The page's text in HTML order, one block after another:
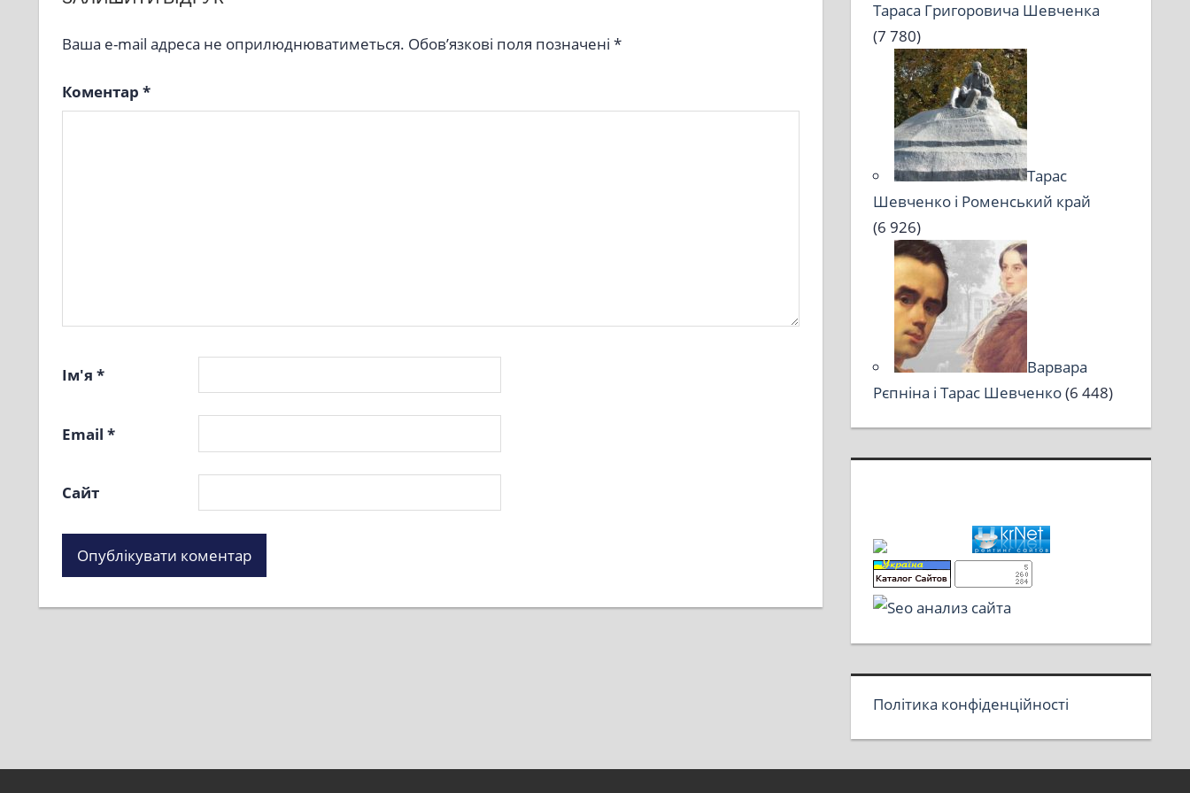
Ваша e-mail адреса не оприлюднюватиметься. Обов’язкові поля позначені *
Коментар *
Ім'я *
Email *
Сайт
Тараса Григоровича Шевченка
(7 780)
Тарас
Шевченко і Роменський край
(6 926)
Варвара
Рєпніна і Тарас Шевченко(6 448)
Політика конфіденційності